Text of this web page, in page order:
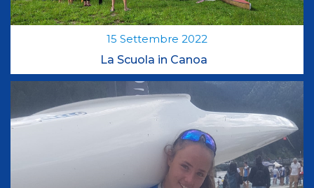
15 Settembre 2022
La Scuola in Canoa